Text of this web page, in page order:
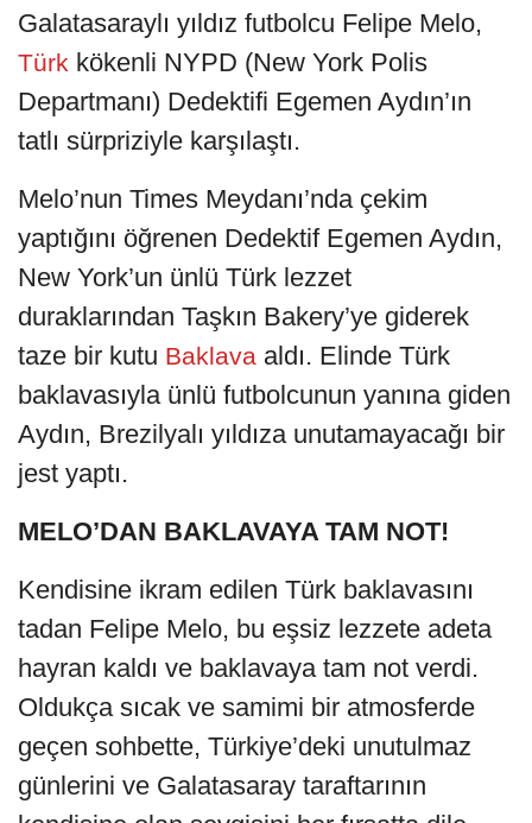
Galatasaraylı yıldız futbolcu Felipe Melo,
Türk kökenli NYPD (New York Polis
Departmanı) Dedektifi Egemen Aydın’ın
tatlı sürpriziyle karşılaştı.
Melo’nun Times Meydanı’nda çekim
yaptığını öğrenen Dedektif Egemen Aydın,
New York’un ünlü Türk lezzet
duraklarından Taşkın Bakery’ye giderek
taze bir kutu Baklava aldı. Elinde Türk
baklavasıyla ünlü futbolcunun yanına giden
Aydın, Brezilyalı yıldıza unutamayacağı bir
jest yaptı.
MELO’DAN BAKLAVAYA TAM NOT!
Kendisine ikram edilen Türk baklavasını
tadan Felipe Melo, bu eşsiz lezzete adeta
hayran kaldı ve baklavaya tam not verdi.
Oldukça sıcak ve samimi bir atmosferde
geçen sohbette, Türkiye’deki unutulmaz
günlerini ve Galatasaray taraftarının